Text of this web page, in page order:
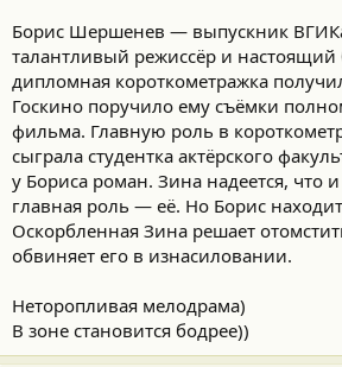
Борис Шершенев — выпускник
талантливый режиссёр и настоящий
дипломная короткометражка
Госкино поручило ему съёмки
фильма. Главную роль в
сыграла студентка актёрского
у Бориса роман. Зина надеется, что
главная роль — её. Но Борис
Оскорбленная Зина решает
обвиняет его в изнасиловании.
Неторопливая мелодрама)
В зоне становится бодрее))